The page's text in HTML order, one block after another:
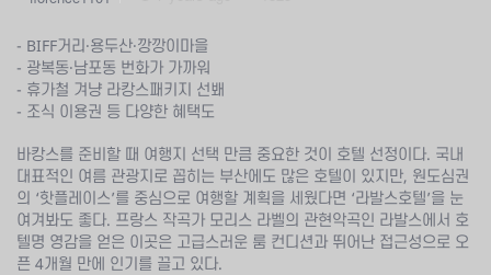
- BIFF거리·용두산·깡깡이마을
- 광복동·남포동 번화가 가까워
- 휴가철 겨냥 라캉스패키지 선봬
- 조식 이용권 등 다양한 혜택도
바캉스를 준비할 때 여행지 선택 만큼 중요한 것이 호텔 선정이다. 국내
대표적인 여름 관광지로 꼽히는 부산에도 많은 호텔이 있지만, 원도심권
의 ‘핫플레이스’를 중심으로 여행할 계획을 세웠다면 ‘라발스호텔’을 눈
여겨봐도 좋다. 프랑스 작곡가 모리스 라벨의 관현악곡인 라발스에서 호
텔명 영감을 얻은 이곳은 고급스러운 룸 컨디션과 뛰어난 접근성으로 오
픈 4개월 만에 인기를 끌고 있다.